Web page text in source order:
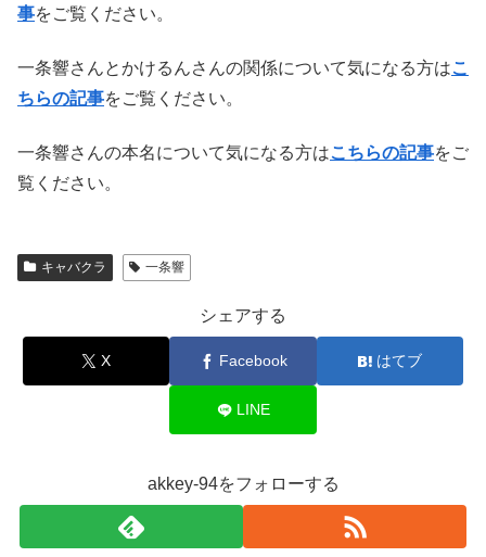
事をご覧ください。
一条響さんとかけるんさんの関係について気になる方はこ
ちらの記事をご覧ください。
一条響さんの本名について気になる方はこちらの記事をご
覧ください。
キャバクラ 一条響
シェアする
X Facebook はてブ
LINE
akkey-94をフォローする